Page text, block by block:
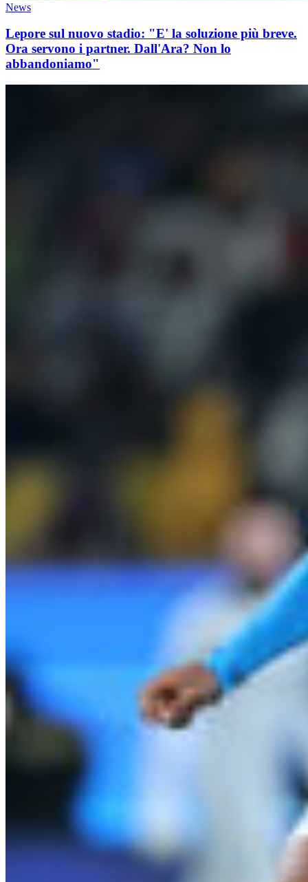
News
Lepore sul nuovo stadio: "E' la soluzione più breve.
Ora servono i partner. Dall'Ara? Non lo
abbandoniamo"